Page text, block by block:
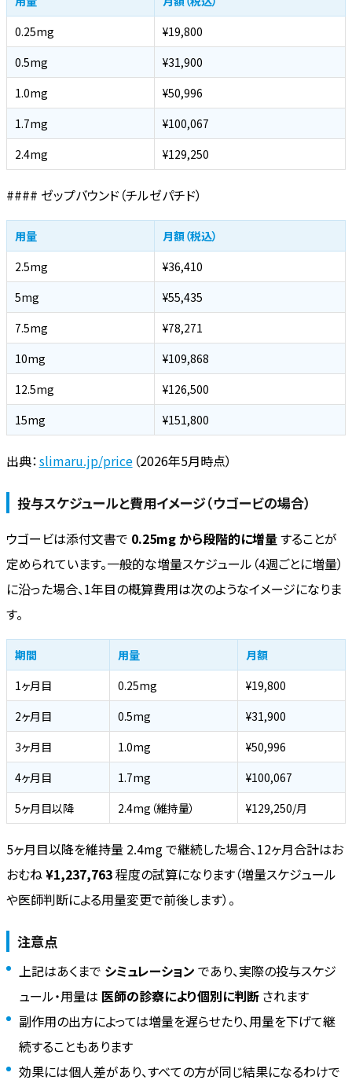
0.25mg
¥19,800
0.5mg
¥31,900
1.0mg
¥50,996
1.7mg
¥100,067
2.4mg
¥129,250
#### ゼップバウンド（チルゼパチド）
用量
月額（税込）
2.5mg
¥36,410
5mg
¥55,435
7.5mg
¥78,271
10mg
¥109,868
12.5mg
¥126,500
15mg
¥151,800
出典：slimaru.jp/price （2026年5月時点）
投与スケジュールと費用イメージ（ウゴービの場合）
ウゴービは添付文書で 0.25mg から段階的に増量することが
定められています。一般的な増量スケジュール（4週ごとに増量）
に沿った場合、1年目の概算費用は次のようなイメージになりま
す。
期間 用量
月額
1ヶ月目
0.25mg
¥19,800
2ヶ月目
0.5mg
¥31,900
3ヶ月目
1.0mg
¥50,996
4ヶ月目
1.7mg
¥100,067
5ヶ月目以降
2.4mg（維持量） ¥129,250/月
5ヶ月目以降を維持量 2.4mg で継続した場合、12ヶ月合計はお
おむね¥1,237,763程度の試算になります（増量スケジュール
や医師判断による用量変更で前後します）。
注意点
上記はあくまで シミュレーション であり、実際の投与スケジ
ュール・用量は 医師の診察により個別に判断 されます
副作用の出方によっては増量を遅らせたり、用量を下げて継
続することもあります
効果には個人差があり、すべての方が同じ結果になるわけで